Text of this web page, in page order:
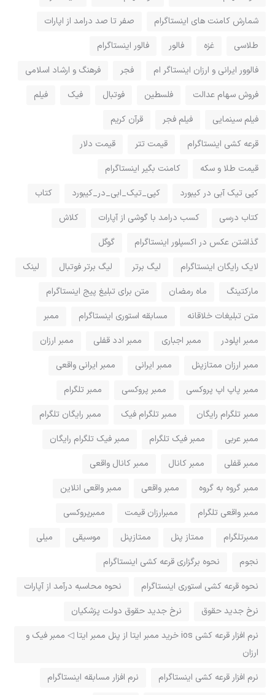
شمارش کامنت های اینستاگرام
صفر تا صد درامد از اپارات
طلاسی
غزه فالور
فالور اینستاگرام
فالوور ایرانی و ارزان اینستاگر ام
فجر
فرهنگ و ارشاد اسلامی
فروش سهام عدالت
فلسطین فوتبال فیک
فیلم
فیلم سینمایی
فیلم فجر
قرآن کریم
قرعه کشی اینستاگرام
قیمت تتر
قیمت دلار
قیمت طلا و سکه
کامنت بگیر اینستاگرام
کپی تیک آبی در کیبورد
کپی_تیک_ابی_در_کیبورد
کتاب
کتاب درسی
کسب درامد با گوشی از آپارات
کلاش
گذاشتن عکس در اکسپلور اینستاگرام
گوگل
لایک رایگان اینستاگرام
لیگ برتر لیگ برتر فوتبال
لینک
مارکتینگ
ماه رمضان
متن برای تبلیغ پیج اینستاگرام
متن تبلیغات خلاقانه
مسابقه استوری اینستاگرام
ممبر
ممبر اپلودر
ممبر اجباری ممبر ادد قفلی
ممبر ارزان
ممبر ارزان ممتازپنل
ممبر ایرانی
ممبر ایرانی واقعی
ممبر پاپ اپ پروکسی
ممبر پروکسی
ممبر تلگرام
ممبر تلگرام رایگان
ممبر تلگرام فیک
ممبر رایگان تلگرام
ممبر عربی
ممبر فیک تلگرام
ممبر فیک تلگرام رایگان
ممبر قفلی
ممبر کانال
ممبر کانال واقعی
ممبر گروه به گروه
ممبر واقعی
ممبر واقعی انلاین
ممبر واقعی تلگرام
ممبرارزان قیمت
ممبرپروکسی
ممبرتلگرام
ممتاز پنل ممتازپنل موسیقی
میلی
نجوم
نحوه برگزاری قرعه کشی اینستاگرام
نحوه قرعه کشی استوری اینستاگرام
نحوه محاسبه درآمد از آپارات
نرخ جدید حقوق
نرخ جدید حقوق دولت پزشکیان
نرم افزار قرعه کشی ios خرید ممبر ایتا از پنل ممبر ایتا ◁ ممبر فیک و
ارزان
نرم افزار قرعه کشی اینستاگرام
نرم افزار مسابقه اینستاگرام